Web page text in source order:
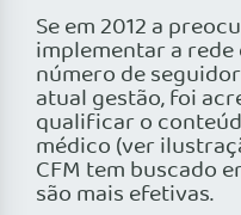
Se em 2012 a
implementar a rede
número de
atual gestão, foi
qualificar o
médico (ver
CFM tem buscado
são mais efetivas.